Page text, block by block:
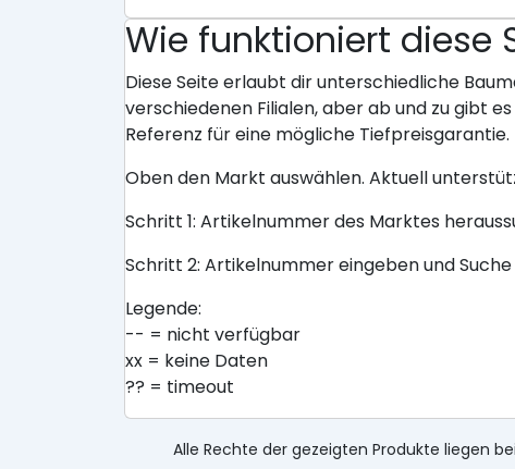
Wie funktioniert diese
Diese Seite erlaubt dir unterschiedliche
verschiedenen Filialen, aber ab und zu gibt
Referenz für eine mögliche Tiefpreisgarantie.
Oben den Markt auswählen. Aktuell
Schritt 1: Artikelnummer des Marktes
Schritt 2: Artikelnummer eingeben und
Legende:
-- = nicht verfügbar
xx = keine Daten
?? = timeout
Alle Rechte der gezeigten Produkte liegen